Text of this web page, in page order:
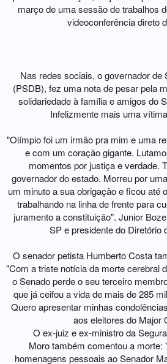
março de uma sessão de trabalhos
videoconferência direto
Nas redes sociais, o governador de
(PSDB), fez uma nota de pesar pela
solidariedade à família e amigos do
Infelizmente mais uma
"Olímpio foi um irmão pra mim e uma
e com um coração gigante.
momentos por justiça e verdade.
governador do estado. Morreu por
um minuto a sua obrigação e ficou até
trabalhando na linha de frente para
juramento a constituição". Junior
SP e presidente do Diretório
O senador petista Humberto Costa
"Com a triste notícia da morte cerebral
o Senado perde o seu terceiro
que já ceifou a vida de mais de 285
Quero apresentar minhas
aos eleitores do Major
O ex-juiz e ex-ministro da
Moro também comentou a morte:
homenagens pessoais ao Senador